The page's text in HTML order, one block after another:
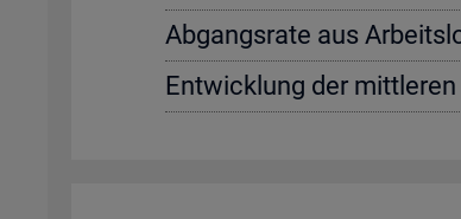
Ab­gangs­ra­te aus
Ent­wick­lung der